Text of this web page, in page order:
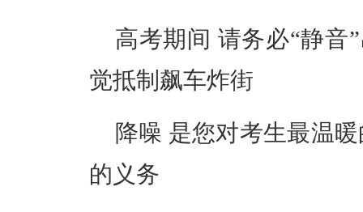
高考期间 请务必“静音
觉抵制飙车炸街
降噪 是您对考生最温
的义务